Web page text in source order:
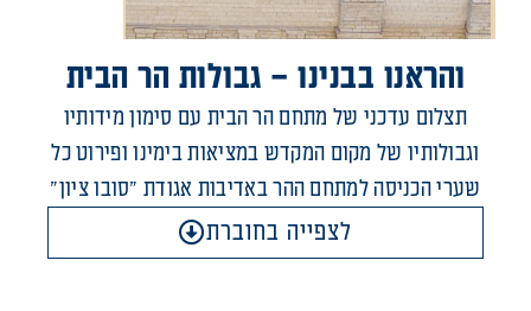
והראנו בבנינו – גבולות הר הבית
תצלום עדכני של מתחם הר הבית עם סימון מידותיו
וגבולותיו של מקום המקדש במציאות בימינו ופירוט כל
שערי הכניסה למתחם ההר באדיבות אגודת "סובו ציון"
לצפייה בחוברת